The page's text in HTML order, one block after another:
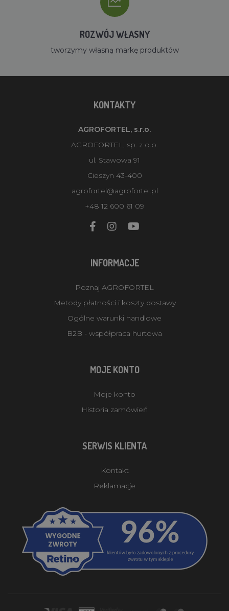
ROZWÓJ WŁASNY
tworzymy własną markę produktów
KONTAKTY
AGROFORTEL, s.r.o.
AGROFORTEL, sp. z o.o.
ul. Stawowa 91
Cieszyn 43-400
agrofortel@agrofortel.pl
+48 12 600 61 09
INFORMACJE
Poznaj AGROFORTEL
Metody płatności i koszty dostawy
Ogólne warunki handlowe
B2B - współpraca hurtowa
MOJE KONTO
Moje konto
Historia zamówień
SERWIS KLIENTA
Kontakt
Reklamacje